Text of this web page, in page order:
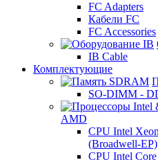
FC Adapters
Кабели FC
FC Accessories
IB Cable
Комплектующие
SO-DIMM -
AMD
CPU Intel
(Broadwell-EP)
CPU Intel